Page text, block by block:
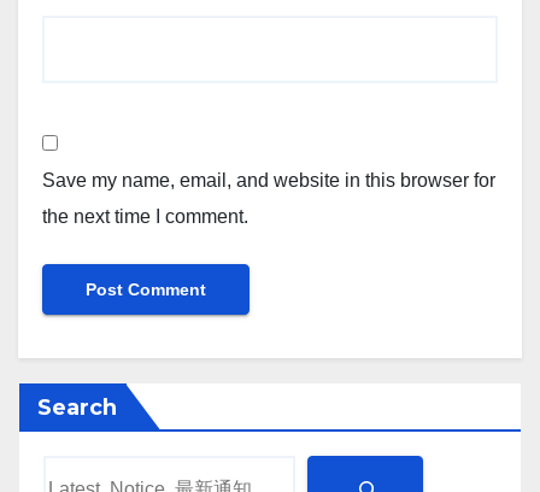
Save my name, email, and website in this browser for
the next time I comment.
Search